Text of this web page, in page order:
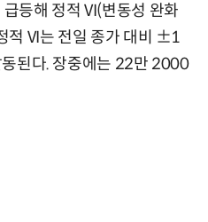
등해 정적 VI(변동성 완화
적 VI는 전일 종가 대비 ±1
된다. 장중에는 22만 2000